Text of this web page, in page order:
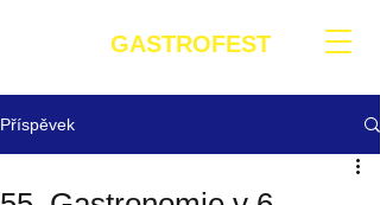
GASTROFEST
Příspěvek